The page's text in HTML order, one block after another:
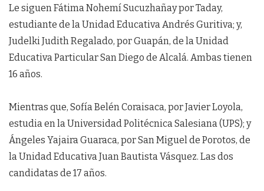
Le siguen Fátima Nohemí Sucuzhañay por Taday,
estudiante de la Unidad Educativa Andrés Guritiva; y,
Judelki Judith Regalado, por Guapán, de la Unidad
Educativa Particular San Diego de Alcalá. Ambas tienen
16 años.
Mientras que, Sofía Belén Coraisaca, por Javier Loyola,
estudia en la Universidad Politécnica Salesiana (UPS); y
Ángeles Yajaira Guaraca, por San Miguel de Porotos, de
la Unidad Educativa Juan Bautista Vásquez. Las dos
candidatas de 17 años.